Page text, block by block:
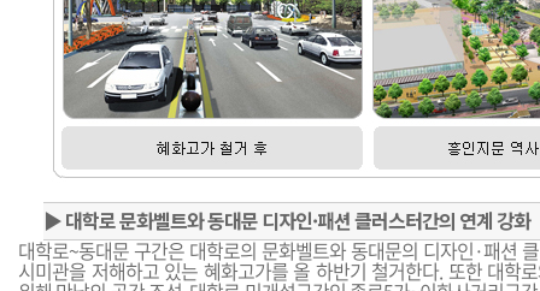
▶대학로 문화벨트와 동대문 디자인·패션 클러스터간의 연계 강화
대학로~동대문 구간은 대학로의 문화벨트와 동대문의 디자인·패션
시미관을 저해하고 있는 혜화고가를 올 하반기 철거한다. 또한 대학